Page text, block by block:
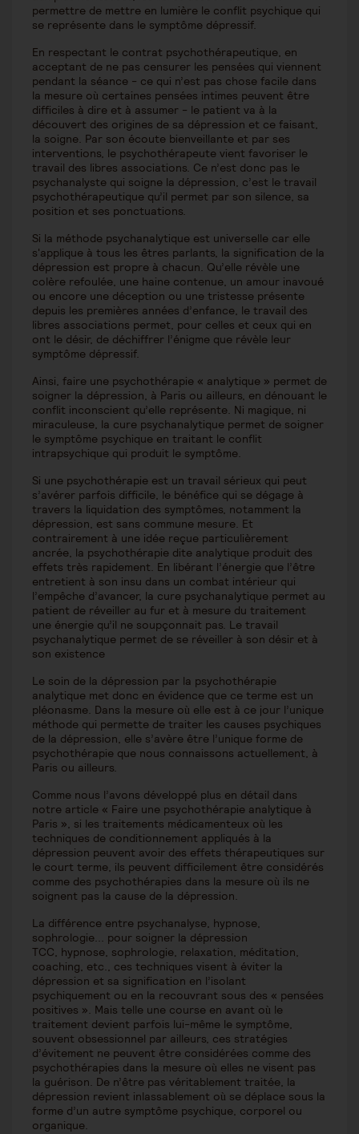
permettre de mettre en lumière le conflit psychique qui
se représente dans le symptôme dépressif.
En respectant le contrat psychothérapeutique, en
acceptant de ne pas censurer les pensées qui viennent
pendant la séance - ce qui n’est pas chose facile dans
la mesure où certaines pensées intimes peuvent être
difficiles à dire et à assumer - le patient va à la
découvert des origines de sa dépression et ce faisant,
la soigne. Par son écoute bienveillante et par ses
interventions, le psychothérapeute vient favoriser le
travail des libres associations. Ce n’est donc pas le
psychanalyste qui soigne la dépression, c’est le travail
psychothérapeutique qu’il permet par son silence, sa
position et ses ponctuations.
Si la méthode psychanalytique est universelle car elle
s'applique à tous les êtres parlants, la signification de la
dépression est propre à chacun. Qu’elle révèle une
colère refoulée, une haine contenue, un amour inavoué
ou encore une déception ou une tristesse présente
depuis les premières années d’enfance, le travail des
libres associations permet, pour celles et ceux qui en
ont le désir, de déchiffrer l’énigme que révèle leur
symptôme dépressif.
Ainsi, faire une psychothérapie « analytique » permet de
soigner la dépression, à Paris ou ailleurs, en dénouant le
conflit inconscient qu’elle représente. Ni magique, ni
miraculeuse, la cure psychanalytique permet de soigner
le symptôme psychique en traitant le conflit
intrapsychique qui produit le symptôme.
Si une psychothérapie est un travail sérieux qui peut
s’avérer parfois difficile, le bénéfice qui se dégage à
travers la liquidation des symptômes, notamment la
dépression, est sans commune mesure. Et
contrairement à une idée reçue particulièrement
ancrée, la psychothérapie dite analytique produit des
effets très rapidement. En libérant l’énergie que l’être
entretient à son insu dans un combat intérieur qui
l’empêche d’avancer, la cure psychanalytique permet au
patient de réveiller au fur et à mesure du traitement
une énergie qu’il ne soupçonnait pas. Le travail
psychanalytique permet de se réveiller à son désir et à
son existence
Le soin de la dépression par la psychothérapie
analytique met donc en évidence que ce terme est un
pléonasme. Dans la mesure où elle est à ce jour l’unique
méthode qui permette de traiter les causes psychiques
de la dépression, elle s’avère être l’unique forme de
psychothérapie que nous connaissons actuellement, à
Paris ou ailleurs.
Comme nous l’avons développé plus en détail dans
notre article « Faire une psychothérapie analytique à
Paris », si les traitements médicamenteux où les
techniques de conditionnement appliqués à la
dépression peuvent avoir des effets thérapeutiques sur
le court terme, ils peuvent difficilement être considérés
comme des psychothérapies dans la mesure où ils ne
soignent pas la cause de la dépression.
La différence entre psychanalyse, hypnose,
sophrologie... pour soigner la dépression
TCC, hypnose, sophrologie, relaxation, méditation,
coaching, etc., ces techniques visent à éviter la
dépression et sa signification en l’isolant
psychiquement ou en la recouvrant sous des « pensées
positives ». Mais telle une course en avant où le
traitement devient parfois lui-même le symptôme,
souvent obsessionnel par ailleurs, ces stratégies
d’évitement ne peuvent être considérées comme des
psychothérapies dans la mesure où elles ne visent pas
la guérison. De n’être pas véritablement traitée, la
dépression revient inlassablement où se déplace sous la
forme d’un autre symptôme psychique, corporel ou
organique.